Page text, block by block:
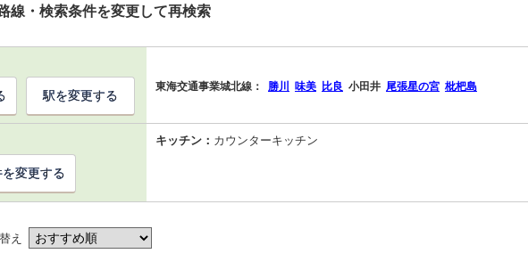
線・検索条件を変更して再検索
東海交通事業城北線： 勝川 味美 比良 小田井 尾張星の宮 枇杷島
駅を変更する
キッチン： カウンターキッチン
変更する
え